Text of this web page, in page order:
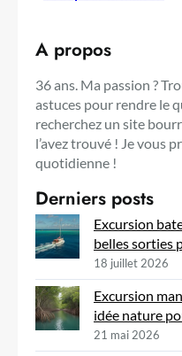
A propos
36 ans. Ma passion ?
astuces pour rendre le
recherchez un site
l’avez trouvé ! Je vous
quotidienne !
Derniers posts
Excursion
belles sorties
18 juillet 2026
Excursion
idée nature
21 mai 2026